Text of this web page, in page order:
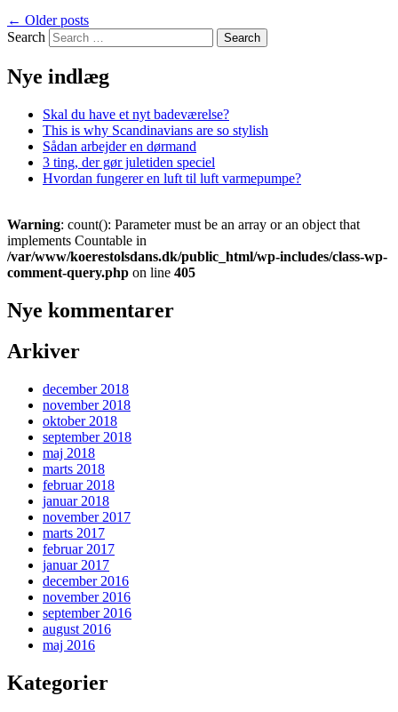
← Older posts
Search
Nye indlæg
Skal du have et nyt badeværelse?
This is why Scandinavians are so stylish
Sådan arbejder en dørmand
3 ting, der gør juletiden speciel
Hvordan fungerer en luft til luft varmepumpe?
Warning: count(): Parameter must be an array or an object that
implements Countable in
/var/www/koerestolsdans.dk/public_html/wp-includes/class-wp-
comment-query.php on line 405
Nye kommentarer
Arkiver
december 2018
november 2018
oktober 2018
september 2018
maj 2018
marts 2018
februar 2018
januar 2018
november 2017
marts 2017
februar 2017
januar 2017
december 2016
november 2016
september 2016
august 2016
maj 2016
Kategorier